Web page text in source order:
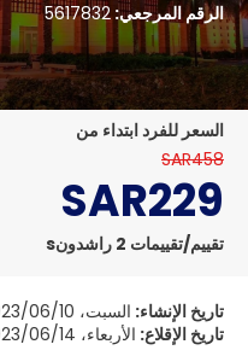
الرقم المرجعي:5617832
السعر للفرد ابتداء من
SAR458
SAR229
تقييم/تقييمات 2 راشدونs
تاريخ الإنشاء: السبت، 2023/06/10
تاريخ الإقلاع: الأربعاء، 2023/06/14